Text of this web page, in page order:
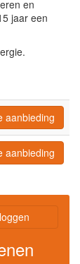
en
jaar een
aanbieding
aanbieding
verdienen